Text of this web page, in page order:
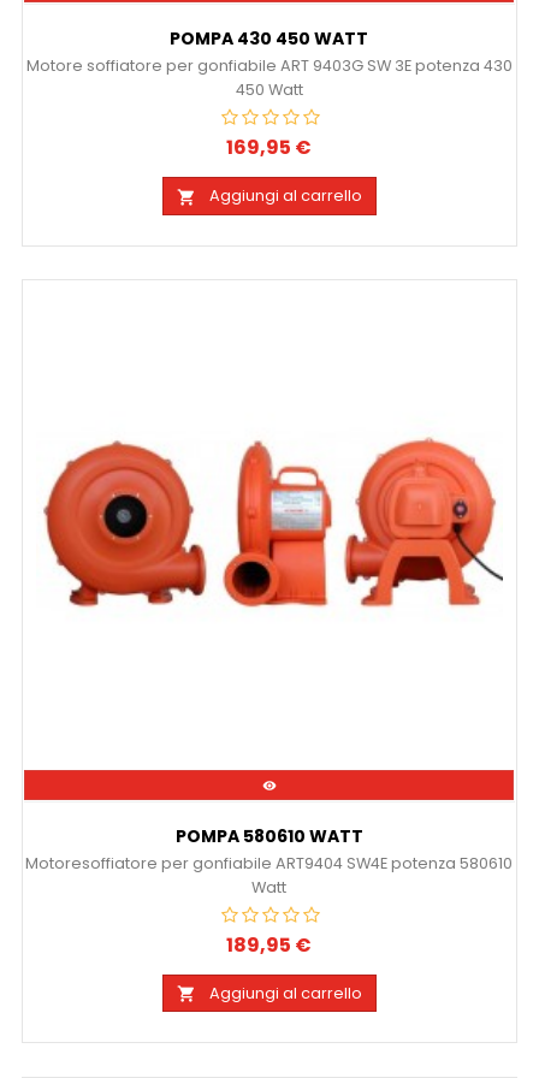
POMPA 430 450 WATT
Motore soffiatore per gonfiabile ART 9403G SW 3E potenza 430
450 Watt
Prezzo
169,95 €
 Aggiungi al carrello

POMPA 580610 WATT
Motoresoffiatore per gonfiabile ART9404 SW4E potenza 580610
Watt
Prezzo
189,95 €
 Aggiungi al carrello